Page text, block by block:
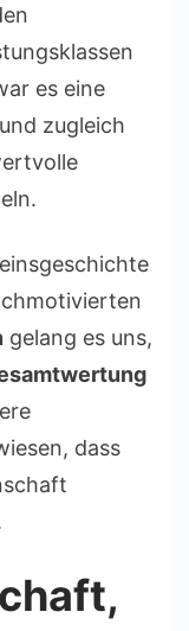
es eine
zugleich
gelang es uns,
dass